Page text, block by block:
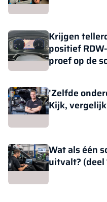
Krijgen
positief
proef op de
'Zelfde
Kijk,
Wat als één
uitvalt? (deel